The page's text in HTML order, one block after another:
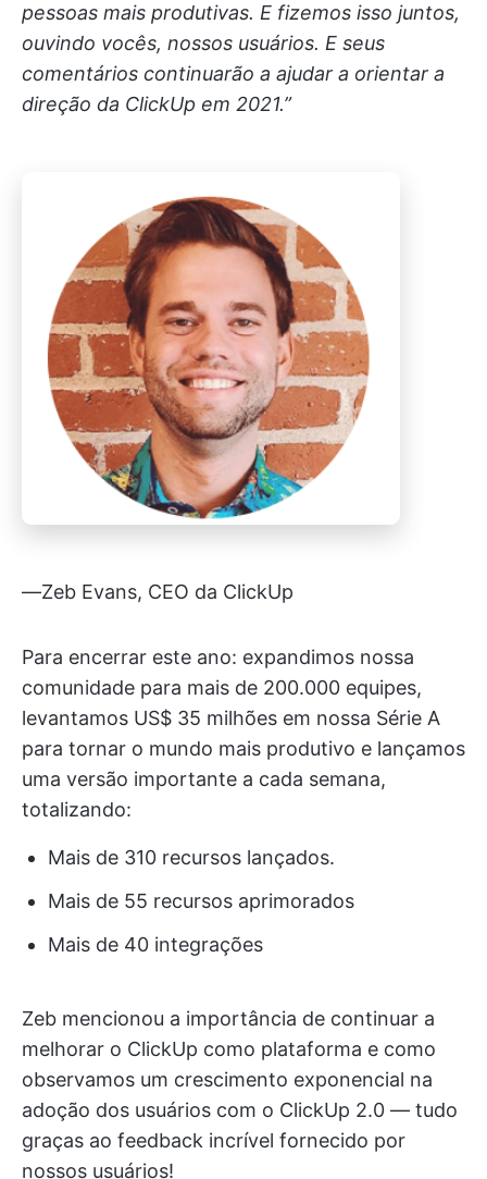
pessoas mais produtivas. E fizemos isso juntos,
ouvindo vocês, nossos usuários. E seus
comentários continuarão a ajudar a orientar a
direção da ClickUp em 2021.”
—Zeb Evans, CEO da ClickUp
Para encerrar este ano: expandimos nossa
comunidade para mais de 200.000 equipes,
levantamos US$ 35 milhões em nossa Série A
para tornar o mundo mais produtivo e lançamos
uma versão importante a cada semana,
totalizando:
Mais de 310 recursos lançados.
Mais de 55 recursos aprimorados
Mais de 40 integrações
Zeb mencionou a importância de continuar a
melhorar o ClickUp como plataforma e como
observamos um crescimento exponencial na
adoção dos usuários com o ClickUp 2.0 — tudo
graças ao feedback incrível fornecido por
nossos usuários!